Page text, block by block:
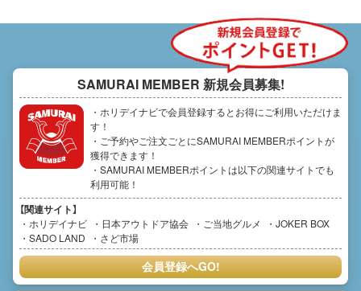
SAMURAI MEMBER 新規会員募集!
・ホリデイナビで会員登録するとお得にご利用いただけま
す！
・ご予約やご注文ごとにSAMURAI MEMBERポイントが
獲得できます！
・SAMURAI MEMBERポイントは以下の関連サイトでも
利用可能！
【関連サイト】
ホリデイナビ 日本アウトドア協会 ご当地グルメ
JOKER BOX
SADO LAND
さど市場
会員登録へGO!